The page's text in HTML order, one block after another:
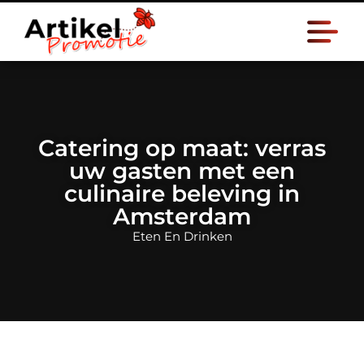
Catering op maat: verras
uw gasten met een
culinaire beleving in
Amsterdam
Eten En Drinken